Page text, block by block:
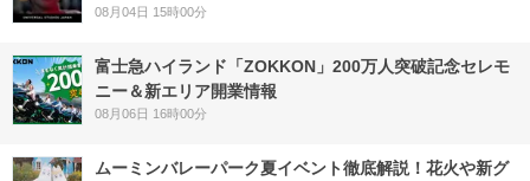
08月04日 15時00分
富士急ハイランド「ZOKKON」200万人突破記念セレモ
ニー＆新エリア開業情報
08月06日 16時00分
ムーミンバレーパーク夏イベント徹底解説！花火や新グ